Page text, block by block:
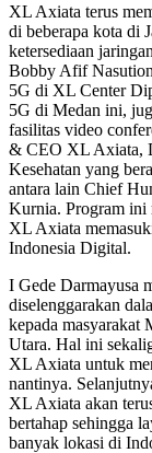
XL Axiata terus
di beberapa kota di
ketersediaan
Bobby Afif
5G di XL Center
5G di Medan ini,
fasilitas video
& CEO XL Axiata,
Kesehatan yang
antara lain Chief
Kurnia. Program ini
XL Axiata
Indonesia Digital.
I Gede Darmayusa
diselenggarakan
kepada masyarakat
Utara. Hal ini
XL Axiata untuk
nantinya.
XL Axiata akan
bertahap sehingga
banyak lokasi di